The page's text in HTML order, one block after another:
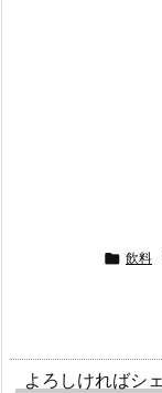
 飲料
よろしければシ